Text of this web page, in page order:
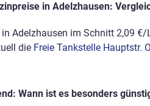
in Adelzhausen:
in Adelzhausen im Schnitt 2,09
die Freie Tankstelle Hauptstr.
Wann ist es besonders